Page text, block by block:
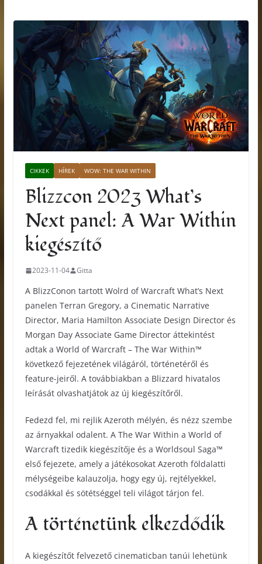
CIKKEK HÍREK WOW: THE WAR WITHIN
Blizzcon 2023 What’s
Next panel: A War Within
kiegészítő
2023-11-04 Gitta
A BlizzConon tartott Wolrd of Warcraft What’s Next
panelen Terran Gregory, a Cinematic Narrative
Director, Maria Hamilton Associate Design Director és
Morgan Day Associate Game Director áttekintést
adtak a World of Warcraft – The War Within™
következő fejezetének világáról, történetéről és
feature-jeiről. A továbbiakban a Blizzard hivatalos
leírását olvashatjátok az új kiegészítőről.
Fedezd fel, mi rejlik Azeroth mélyén, és nézz szembe
az árnyakkal odalent. A The War Within a World of
Warcraft tizedik kiegészítője és a Worldsoul Saga™
első fejezete, amely a játékosokat Azeroth földalatti
mélységeibe kalauzolja, hogy egy új, rejtélyekkel,
csodákkal és sötétséggel teli világot tárjon fel.
A történetünk elkezdődik
A kiegészítőt felvezető cinematicban tanúi lehetünk